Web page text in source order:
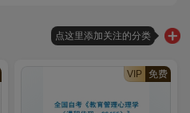
点这里添加关注的分类
VIP 免费